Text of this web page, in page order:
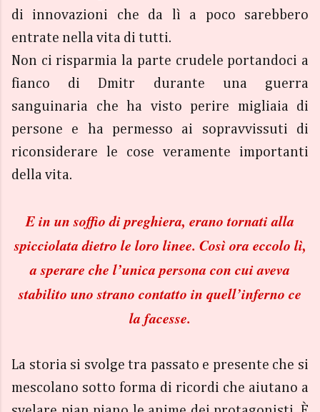
di innovazioni che da lì a poco sarebbero
entrate nella vita di tutti.
Non ci risparmia la parte crudele portandoci a
fianco di Dmitr durante una guerra
sanguinaria che ha visto perire migliaia di
persone e ha permesso ai sopravvissuti di
riconsiderare le cose veramente importanti
della vita.
E in un soffio di preghiera, erano tornati alla
spicciolata dietro le loro linee. Così ora eccolo lì,
a sperare che l’unica persona con cui aveva
stabilito uno strano contatto in quell’inferno ce
la facesse.
La storia si svolge tra passato e presente che si
mescolano sotto forma di ricordi che aiutano a